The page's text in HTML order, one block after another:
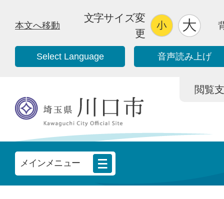
本文へ移動
文字サイズ変
更
Select Language 音声読み上げ
閲覧
メインメニュー